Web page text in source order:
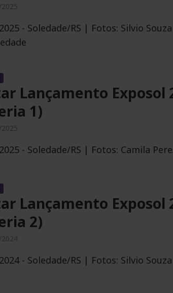
- Soledade/RS | Fotos: Silvio
Lançamento Exposol
1)
- Soledade/RS | Fotos: Camila
Lançamento Exposol
2)
- Soledade/RS | Fotos: Silvio
coordenadores
de avaliação da
registra
Soberanas